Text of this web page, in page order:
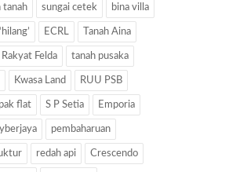
tanah sungai cetek bina villa
‘hilang’ ECRL Tanah Aina
Felda tanah pusaka
Kwasa Land RUU PSB
flat S P Setia Emporia
pembaharuan
redah api Crescendo